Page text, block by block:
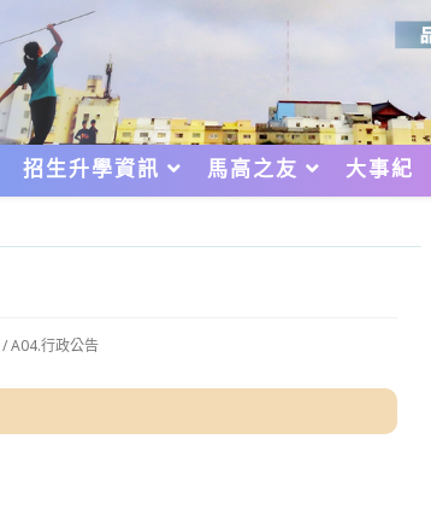
招生升學資訊 馬高之友 大事紀
/A04.行政公告